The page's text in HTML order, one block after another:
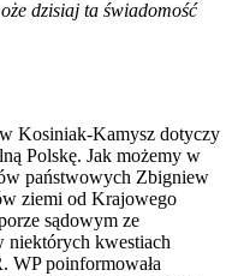
dzisiaj ta świadomość
Kosiniak-Kamysz dotyczy
Polskę. Jak możemy w
państwowych Zbigniew
ziemi od Krajowego
sądowym ze
niektórych kwestiach
WP poinformowała